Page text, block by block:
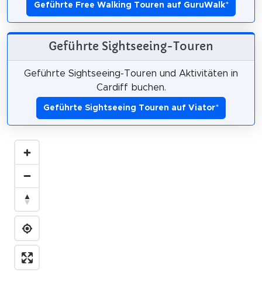
Geführte Free Walking Touren auf GuruWalk*
Geführte Sightseeing-Touren
Geführte Sightseeing-Touren und Aktivitäten in
Cardiff buchen.
Geführte Sightseeing Touren auf Viator*